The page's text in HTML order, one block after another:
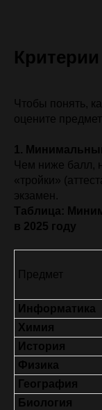
Критерии
Чтобы понять,
оцените
1.
Чем ниже балл,
«тройки»
экзамен.
Таблица:
в 2025 году
Предмет
Информатика
Химия
История
Физика
География
Биология